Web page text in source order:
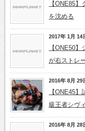
【ONE85
を沈める
2017年 1月 14
【ONE50
が右ストレ
2016年 8月 29
【ONE45
級王者シヴ
2016年 8月 28